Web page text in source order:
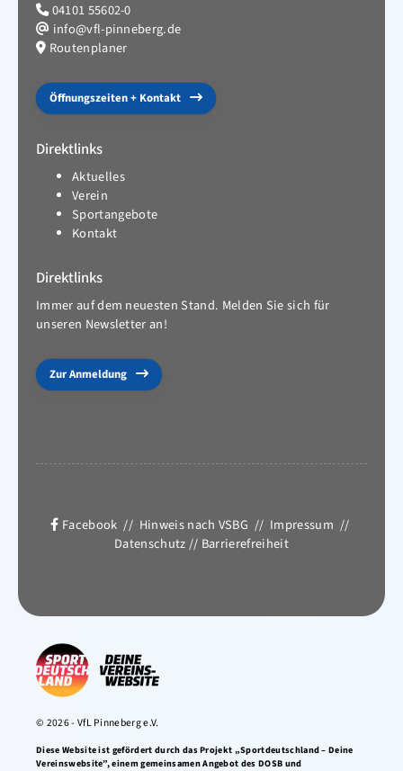
04101 55602-0
info@vfl-pinneberg.de
Routenplaner
Öffnungszeiten + Kontakt
Direktlinks
Aktuelles
Verein
Sportangebote
Kontakt
Direktlinks
Immer auf dem neuesten Stand. Melden Sie sich für
unseren Newsletter an!
Zur Anmeldung
Facebook // Hinweis nach VSBG // Impressum //
Datenschutz// Barrierefreiheit
© 2026 - VfL Pinneberg e.V.
Diese Website ist gefördert durch das Projekt „Sportdeutschland – Deine
Vereinswebsite”, einem gemeinsamen Angebot des DOSB und